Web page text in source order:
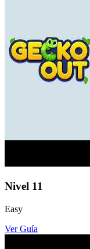
Nivel 11
Easy
Ver Guía